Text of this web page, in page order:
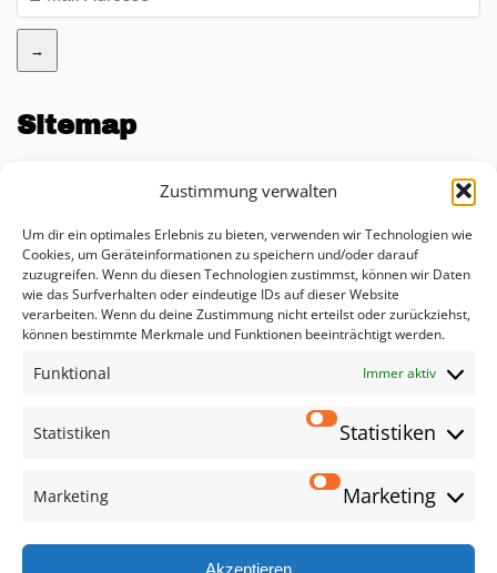
Zustimmung verwalten
Um dir ein optimales Erlebnis zu bieten, verwenden wir Technologien wie
Cookies, um Geräteinformationen zu speichern und/oder darauf
zuzugreifen. Wenn du diesen Technologien zustimmst, können wir Daten
wie das Surfverhalten oder eindeutige IDs auf dieser Website
verarbeiten. Wenn du deine Zustimmung nicht erteilst oder zurückziehst,
können bestimmte Merkmale und Funktionen beeinträchtigt werden.
Funktional Immer aktiv
Statistiken Statistiken
Marketing Marketing
Akzeptieren
→
Sitemap
KI Impact Rechner
Beratung
Lösungen
Leistungen
Social